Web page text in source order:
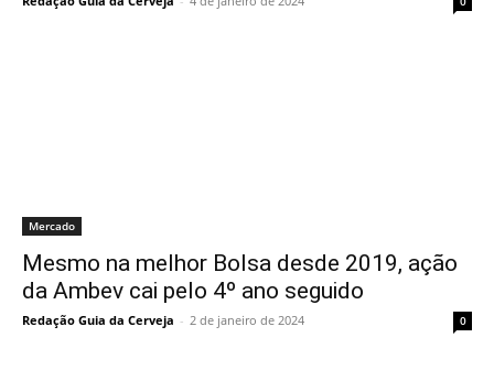
Mercado
Mesmo na melhor Bolsa desde 2019, ação
da Ambev cai pelo 4º ano seguido
Redação Guia da Cerveja - 2 de janeiro de 2024 0